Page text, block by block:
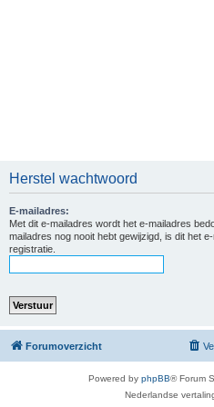
Herstel wachtwoord
E-mailadres:
Met dit e-mailadres wordt het e-mailadres
mailadres nog nooit hebt gewijzigd, is dit het
registratie.
Forumoverzicht
Powered by phpBB® Forum
Nederlandse